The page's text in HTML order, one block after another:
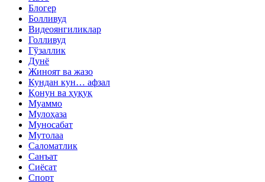
Блогер
Болливуд
Видеоянгиликлар
Голливуд
Гўзаллик
Дунё
Жиноят ва жазо
Кундан кун… афзал
Қонун ва ҳуқуқ
Муаммо
Мулоҳаза
Муносабат
Мутолаа
Саломатлик
Санъат
Сиёсат
Спорт